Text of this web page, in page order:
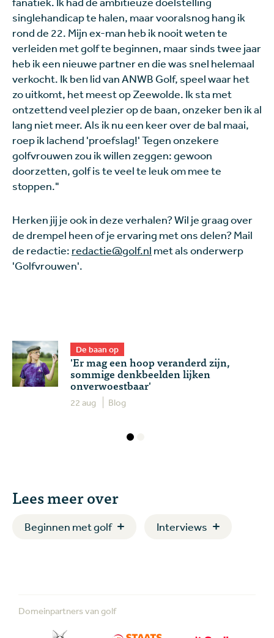
singlehandicap te halen, maar vooralsnog hang ik
rond de 22. Mijn ex-man heb ik nooit weten te
verleiden met golf te beginnen, maar sinds twee jaar
heb ik een nieuwe partner en die was snel helemaal
verkocht. Ik ben lid van ANWB Golf, speel waar het
zo uitkomt, het meest op Zeewolde. Ik sta met
ontzettend veel plezier op de baan, onzeker ben ik al
lang niet meer. Als ik nu een keer over de bal maai,
roep ik lachend 'proefslag!' Tegen onzekere
golfvrouwen zou ik willen zeggen: gewoon
doorzetten, golf is te veel te leuk om mee te
stoppen."
Herken jij je ook in deze verhalen? Wil je graag over
de drempel heen of je ervaring met ons delen? Mail
de redactie: redactie@golf.nl met als onderwerp
'Golfvrouwen'.
De baan op
'Er mag een hoop veranderd zijn,
sommige denkbeelden lijken
onverwoestbaar'
22 aug Blog
Lees meer over
Beginnen met golf Interviews
Domeinpartners van golf